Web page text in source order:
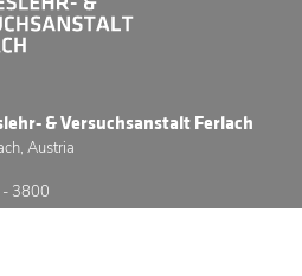
& Versuchsanstalt Ferlach
Austria
3800